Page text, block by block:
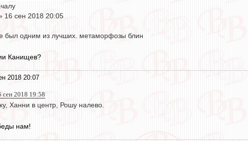
16 сен 2018 20:05
был одним из лучших. метаморфозы блин
Канищев?
2018 20:07
сен 2018 19:58
Ханни в центр, Рошу налево.
нам!